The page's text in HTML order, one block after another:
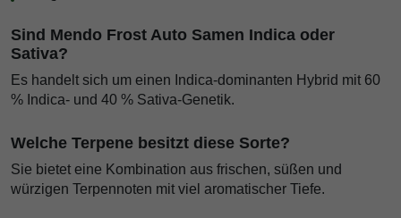
Sind Mendo Frost Auto Samen Indica oder
Sativa?
Es handelt sich um einen Indica-dominanten Hybrid mit 60
% Indica- und 40 % Sativa-Genetik.
Welche Terpene besitzt diese Sorte?
Sie bietet eine Kombination aus frischen, süßen und
würzigen Terpennoten mit viel aromatischer Tiefe.